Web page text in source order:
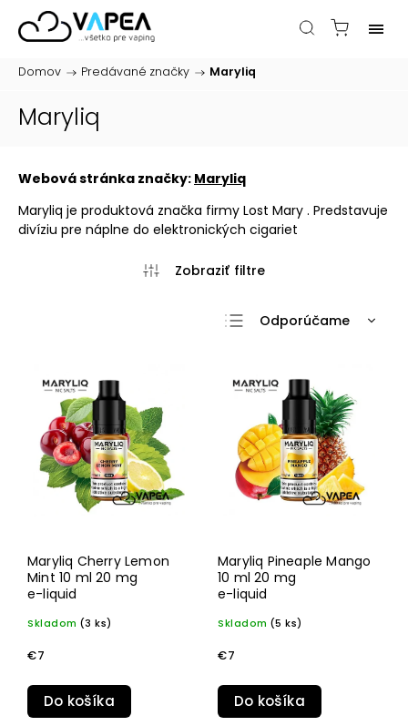
Domov / Predávané značky / Maryliq
Maryliq
Webová stránka značky: Maryliq
Maryliq je produktová značka firmy Lost Mary . Predstavuje
divíziu pre náplne do elektronických cigariet
Odporúčame
Najdrahšie
Najpredávanejšie
Abecedne
Maryliq Cherry Lemon
Mint 10 ml 20 mg
e-liquid
Skladom (3 ks)
€7
Do košíka
Maryliq Pineaple Mango
10 ml 20 mg
e-liquid
Skladom (5 ks)
€7
Do košíka